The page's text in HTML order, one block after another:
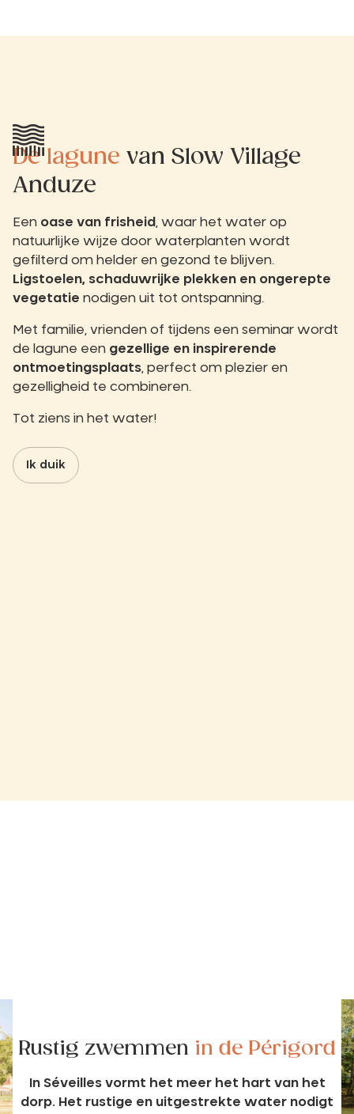
De lagune van Slow Village
Anduze
Een oase van frisheid
, waar het water op
natuurlijke wijze door waterplanten wordt
gefilterd om helder en gezond te blijven.
Ligstoelen, schaduwrijke plekken en ongerepte
vegetatie nodigen uit tot ontspanning.
Met familie, vrienden of tijdens een seminar wordt
de lagune een gezellige en inspirerende
ontmoetingsplaats , perfect om plezier en
gezelligheid te combineren.
Tot ziens in het water!
Ik duik
Rustig zwemmen in de Périgord
In Séveilles vormt het meer het hart van het
dorp. Het rustige en uitgestrekte water nodigt